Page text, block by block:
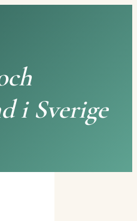
i Sverige